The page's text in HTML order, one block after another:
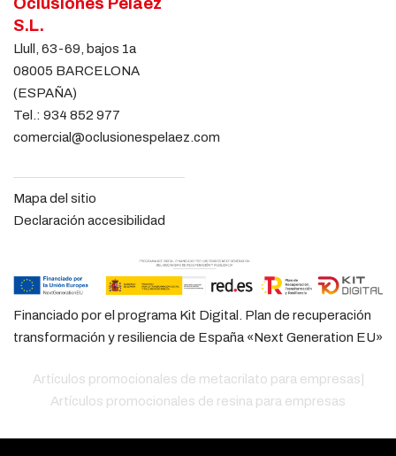
S.L.
Llull, 63-69, bajos 1a
08005 BARCELONA
(ESPAÑA)
Tel.: 934 852 977
comercial@oclusionespelaez.com
Mapa del sitio
Declaración accesibilidad
Financiado por el programa Kit Digital. Plan de recuperación
transformación y resiliencia de España «Next Generation EU»
Artículos promocionales de metacrilato para empresas|
Artículos promocionales de resina para empresas